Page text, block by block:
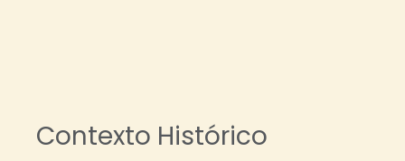
Contexto Histórico